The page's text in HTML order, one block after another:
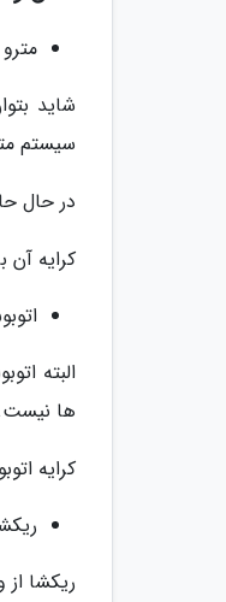
مترو
شاید
سیستم
در حال حاضر دهلی 9 خط دارد و هر
کرایه آن برای
البته
ها
کرایه اتوبوس
ریکشا